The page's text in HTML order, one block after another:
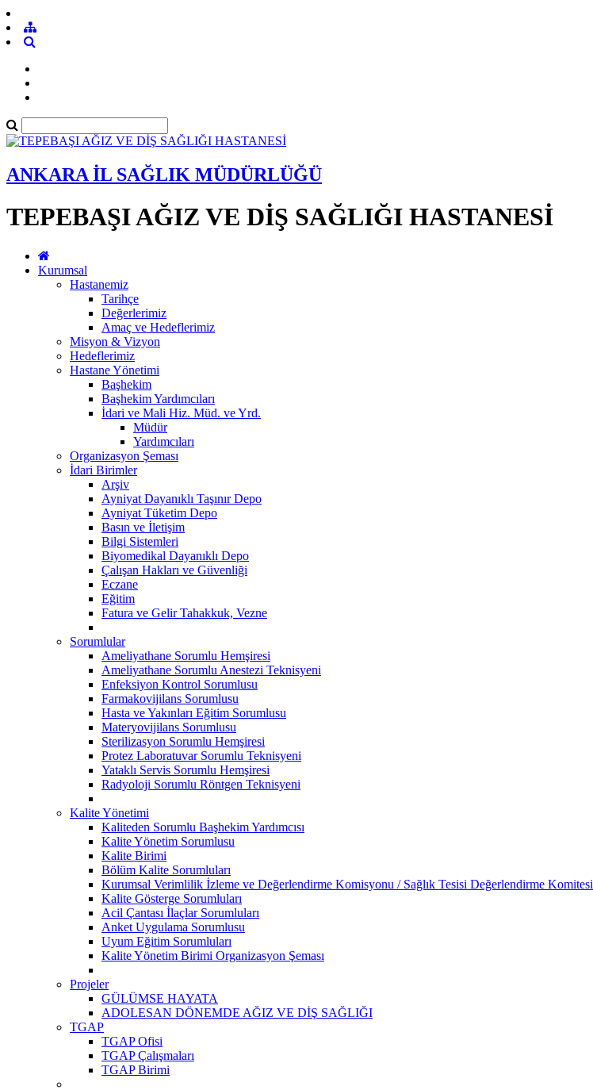
ANKARA İL SAĞLIK MÜDÜRLÜĞÜ
TEPEBAŞI AĞIZ VE DİŞ SAĞLIĞI HASTANESİ
Kurumsal
Hastanemiz
Tarihçe
Değerlerimiz
Amaç ve Hedeflerimiz
Misyon & Vizyon
Hedeflerimiz
Hastane Yönetimi
Başhekim
Başhekim Yardımcıları
İdari ve Mali Hiz. Müd. ve Yrd.
Müdür
Yardımcıları
Organizasyon Şeması
İdari Birimler
Arşiv
Ayniyat Dayanıklı Taşınır Depo
Ayniyat Tüketim Depo
Basın ve İletişim
Bilgi Sistemleri
Biyomedikal Dayanıklı Depo
Çalışan Hakları ve Güvenliği
Eczane
Eğitim
Fatura ve Gelir Tahakkuk, Vezne
Sorumlular
Ameliyathane Sorumlu Hemşiresi
Ameliyathane Sorumlu Anestezi Teknisyeni
Enfeksiyon Kontrol Sorumlusu
Farmakovijilans Sorumlusu
Hasta ve Yakınları Eğitim Sorumlusu
Materyovijilans Sorumlusu
Sterilizasyon Sorumlu Hemşiresi
Protez Laboratuvar Sorumlu Teknisyeni
Yataklı Servis Sorumlu Hemşiresi
Radyoloji Sorumlu Röntgen Teknisyeni
Kalite Yönetimi
Kaliteden Sorumlu Başhekim Yardımcısı
Kalite Yönetim Sorumlusu
Kalite Birimi
Bölüm Kalite Sorumluları
Kurumsal Verimlilik İzleme ve Değerlendirme Komisyonu / Sağlık Tesisi Değerlendirme Komitesi
Kalite Gösterge Sorumluları
Acil Çantası İlaçlar Sorumluları
Anket Uygulama Sorumlusu
Uyum Eğitim Sorumluları
Kalite Yönetim Birimi Organizasyon Şeması
Projeler
GÜLÜMSE HAYATA
ADOLESAN DÖNEMDE AĞIZ VE DİŞ SAĞLIĞI
TGAP
TGAP Ofisi
TGAP Çalışmaları
TGAP Birimi